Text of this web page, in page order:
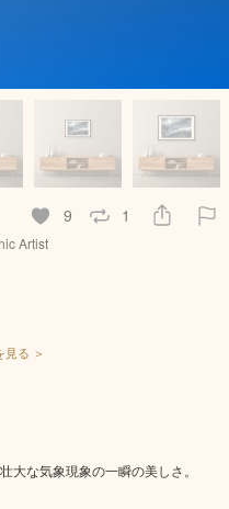
9 1
Artist
る ＞
大な気象現象の一瞬の美しさ。